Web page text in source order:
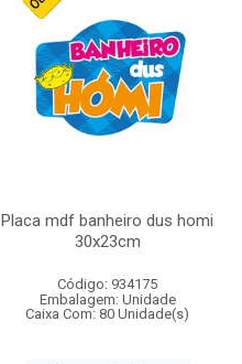
Placa mdf banheiro dus homi
30x23cm
Código: 934175
Embalagem: Unidade
Caixa Com: 80 Unidade(s)